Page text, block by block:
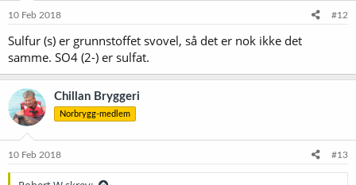
10 Feb 2018 #12
Sulfur (s) er grunnstoffet svovel, så det er nok ikke det
samme. SO4 (2-) er sulfat.
Chillan Bryggeri
Norbrygg-medlem
10 Feb 2018 #13